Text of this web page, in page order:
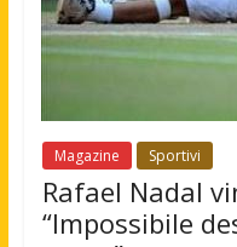
Magazine Sportivi
Rafael Nadal
“Impossibile